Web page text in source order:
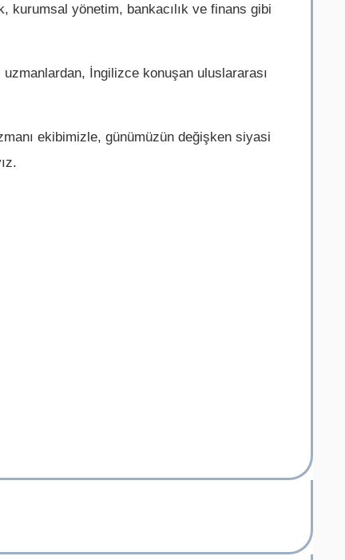
kurumsal yönetim, bankacılık ve finans gibi
İngilizce konuşan uluslararası
ekibimizle, günümüzün değişken siyasi